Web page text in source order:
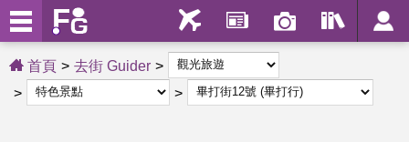
首頁 去街 Guider